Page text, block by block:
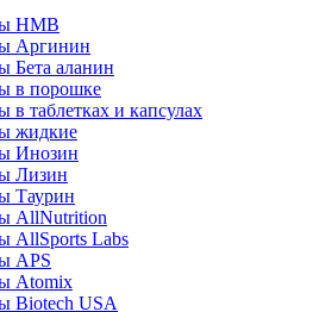
HMB
Аргинин
Бета аланин
в порошке
таблетках и капсулах
жидкие
Инозин
Лизин
Таурин
AllNutrition
AllSports Labs
APS
Atomix
Biotech USA